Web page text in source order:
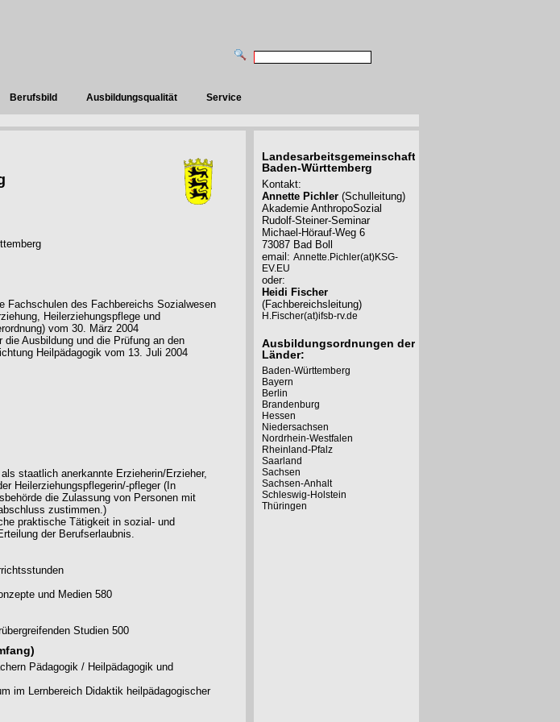
Berufsbild Ausbildungsqualität Service
Fachschulen des Fachbereichs Sozialwesen
Heilerziehungspflege und
vom 30. März 2004
Ausbildung und die Prüfung an den
Heilpädagogik vom 13. Juli 2004
staatlich anerkannte Erzieherin/Erzieher,
Heilerziehungspflegerin/-pfleger (In
die Zulassung von Personen mit
zustimmen.)
praktische Tätigkeit in sozial- und
der Berufserlaubnis.
und Medien 580
Studien 500
Pädagogik / Heilpädagogik und
im Lernbereich Didaktik heilpädagogischer
Landesarbeitsgemeinschaft
Baden-Württemberg
Kontakt:
Annette Pichler (Schulleitung)
Akademie AnthropoSozial
Rudolf-Steiner-Seminar
Michael-Hörauf-Weg 6
73087 Bad Boll
email: Annette.Pichler(at)KSG-
EV.EU
oder:
Heidi Fischer
(Fachbereichsleitung)
H.Fischer(at)ifsb-rv.de
Ausbildungsordnungen der
Länder:
Baden-Württemberg
Bayern
Berlin
Brandenburg
Hessen
Niedersachsen
Nordrhein-Westfalen
Rheinland-Pfalz
Saarland
Sachsen
Sachsen-Anhalt
Schleswig-Holstein
Thüringen